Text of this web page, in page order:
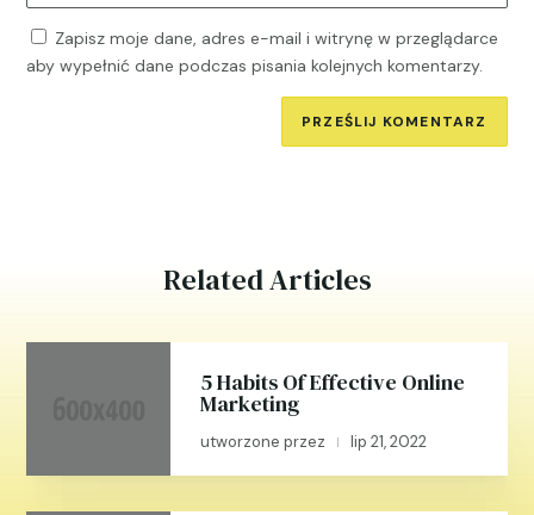
Zapisz moje dane, adres e-mail i witrynę w przeglądarce
aby wypełnić dane podczas pisania kolejnych komentarzy.
PRZEŚLIJ KOMENTARZ
Related Articles
5 Habits Of Effective Online
Marketing
utworzone przez | lip 21, 2022